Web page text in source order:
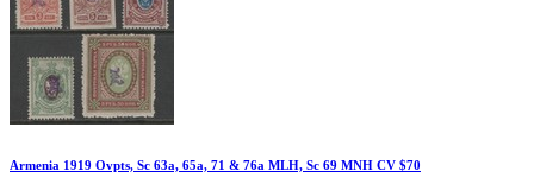
Armenia 1919 Ovpts, Sc 63a, 65a, 71 & 76a MLH, Sc 69 MNH CV $70